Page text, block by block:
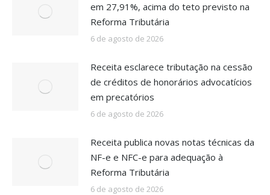
em 27,91%, acima do teto previsto na
Reforma Tributária
6 de agosto de 2026
Receita esclarece tributação na cessão
de créditos de honorários advocatícios
em precatórios
6 de agosto de 2026
Receita publica novas notas técnicas da
NF-e e NFC-e para adequação à
Reforma Tributária
6 de agosto de 2026